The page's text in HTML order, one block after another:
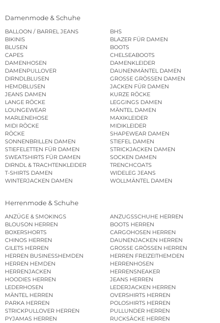
Damenmode & Schuhe
BALLOON / BARREL JEANS
BHS
BIKINIS
BLAZER FÜR DAMEN
BLUSEN
BOOTS
CAPES
CHELSEABOOTS
DAMENHOSEN
DAMENKLEIDER
DAMENPULLOVER
DAUNENMÄNTEL DAMEN
DIRNDLBLUSEN
GROSSE GRÖSSEN DAMEN
HEMDBLUSEN
JACKEN FÜR DAMEN
JEANS DAMEN
KURZE RÖCKE
LANGE RÖCKE
LEGGINGS DAMEN
LOUNGEWEAR
MÄNTEL DAMEN
MARLENEHOSE
MAXIKLEIDER
MIDI RÖCKE
MIDIKLEIDER
RÖCKE
SHAPEWEAR DAMEN
SONNENBRILLEN DAMEN
STIEFEL DAMEN
STIEFELETTEN FÜR DAMEN
STRICKJACKEN DAMEN
SWEATSHIRTS FÜR DAMEN
SOCKEN DAMEN
DIRNDL & TRACHTENKLEIDER
TRENCHCOATS
T-SHIRTS DAMEN
WIDELEG JEANS
WINTERJACKEN DAMEN
WOLLMÄNTEL DAMEN
Herrenmode & Schuhe
ANZÜGE & SMOKINGS
ANZUGSSCHUHE HERREN
BLOUSON HERREN
BOOTS HERREN
BOXERSHORTS
CARGOHOSEN HERREN
CHINOS HERREN
DAUNENJACKEN HERREN
GILETS HERREN
GROSSE GRÖSSEN HERREN
HERREN BUSINESSHEMDEN
HERREN FREIZEITHEMDEN
HERREN HEMDEN
HERRENHOSEN
HERRENJACKEN
HERRENSNEAKER
HOODIES HERREN
JEANS HERREN
LEDERHOSEN
LEDERJACKEN HERREN
MÄNTEL HERREN
OVERSHIRTS HERREN
PARKA HERREN
POLOSHIRTS HERREN
STRICKPULLOVER HERREN
PULLUNDER HERREN
PYJAMAS HERREN
RUCKSÄCKE HERREN